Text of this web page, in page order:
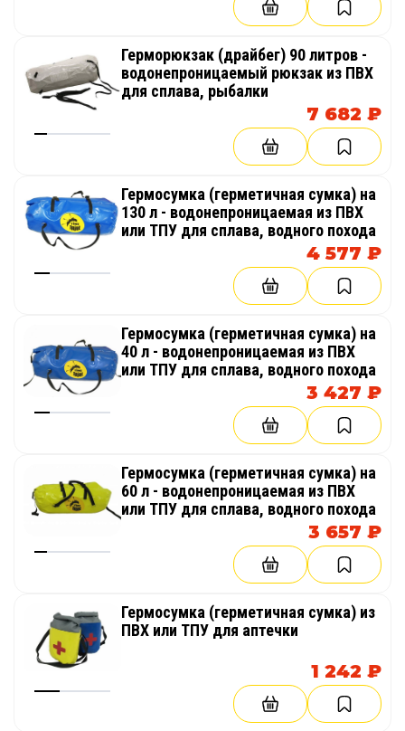
Герморюкзак (драйбег) 90 литров -
водонепроницаемый рюкзак из ПВХ
для сплава, рыбалки
7 682 ₽
Гермосумка (герметичная сумка) на
130 л - водонепроницаемая из ПВХ
или ТПУ для сплава, водного похода
4 577 ₽
Гермосумка (герметичная сумка) на
40 л - водонепроницаемая из ПВХ
или ТПУ для сплава, водного похода
3 427 ₽
Гермосумка (герметичная сумка) на
60 л - водонепроницаемая из ПВХ
или ТПУ для сплава, водного похода
3 657 ₽
Гермосумка (герметичная сумка) из
ПВХ или ТПУ для аптечки
1 242 ₽